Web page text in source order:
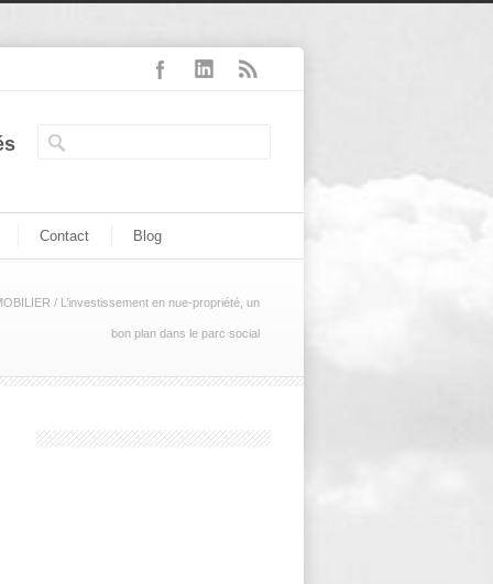
Contact Blog
/ L’investissement en nue-propriété, un
bon plan dans le parc social